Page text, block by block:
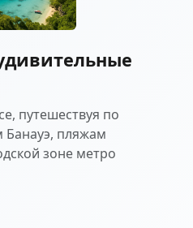
путешествуя по
Банауэ, пляжам
зоне метро